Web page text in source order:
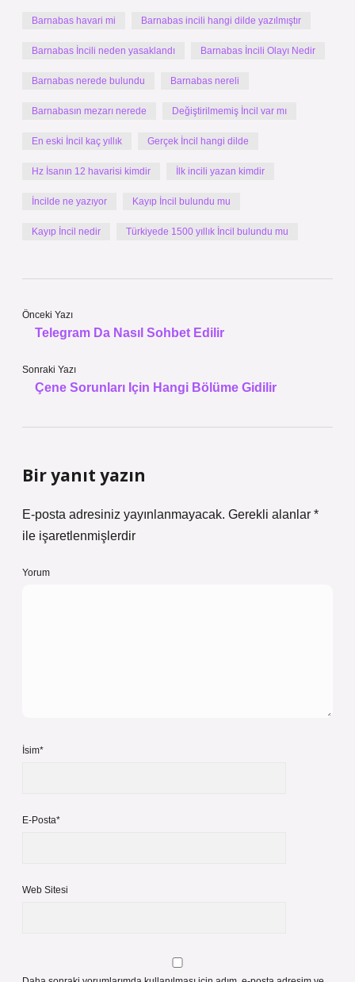
Barnabas havari mi Barnabas incili hangi dilde yazılmıştır
Barnabas İncili neden yasaklandı Barnabas İncili Olayı Nedir
Barnabas nerede bulundu Barnabas nereli
Barnabasın mezarı nerede Değiştirilmemiş İncil var mı
En eski İncil kaç yıllık Gerçek İncil hangi dilde
Hz İsanın 12 havarisi kimdir İlk incili yazan kimdir
İncilde ne yazıyor Kayıp İncil bulundu mu
Kayıp İncil nedir Türkiyede 1500 yıllık İncil bulundu mu
Önceki Yazı
Telegram Da Nasıl Sohbet Edilir
Sonraki Yazı
Çene Sorunları Için Hangi Bölüme Gidilir
Bir yanıt yazın
E-posta adresiniz yayınlanmayacak. Gerekli alanlar *
ile işaretlenmişlerdir
Yorum
İsim*
E-Posta*
Web Sitesi